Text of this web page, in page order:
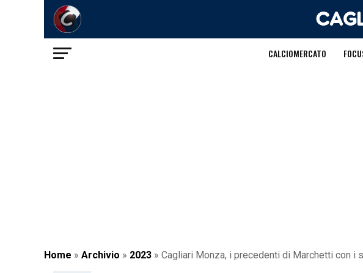
CALCIOMERCATO
Home » Archivio » 2023 » Cagliari Monza, i precedenti di Marchetti con i